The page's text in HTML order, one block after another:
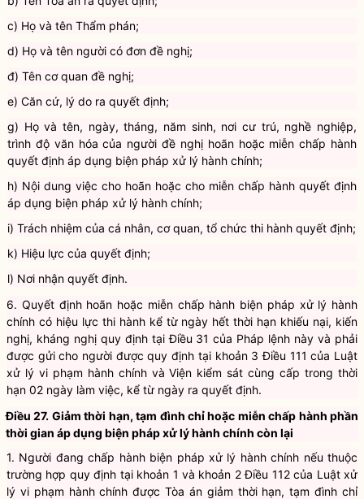
b) Tên Tòa án ra quyết định;
d) Họ và tên người có đơn đề nghị;
g) Họ và tên, ngày, tháng, năm sinh, nơi cư trú, nghề nghiệp,
trình độ văn hóa của người đề nghị hoãn hoặc miễn chấp hành
quyết định áp dụng biện pháp xử lý hành chính;
h) Nội dung việc cho hoãn hoặc cho miễn chấp hành quyết định
áp dụng biện pháp xử lý hành chính;
i) Trách nhiệm của cá nhân, cơ quan, tổ chức thi hành quyết định;
k) Hiệu lực của quyết định;
6. Quyết định hoãn hoặc miễn chấp hành biện pháp xử lý hành
chính có hiệu lực thi hành kể từ ngày hết thời hạn khiếu nại, kiến
nghị, kháng nghị quy định tại Điều 31 của Pháp lệnh này và phải
được gửi cho người được quy định tạikhoản 3 Điều 111 của Luật
xử lý vi phạm hành chínhvà Viện kiểm sát cùng cấp trong thời
Điều 27. Giảm thời hạn, tạm đình chỉ hoặc miễn chấp hành phần
thời gian áp dụng biện pháp xử lý hành chính còn lại
1. Người đang chấp hành biện pháp xử lý hành chính nếu thuộc
trường hợp quy định tạikhoản 1 và khoản 2 Điều 112 của Luật xử